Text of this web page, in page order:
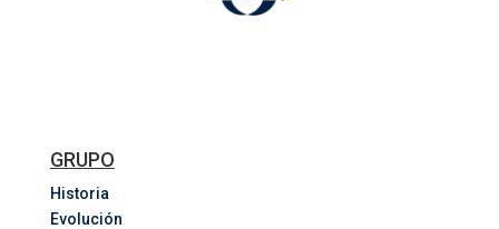
GRUPO
Historia
Evolución